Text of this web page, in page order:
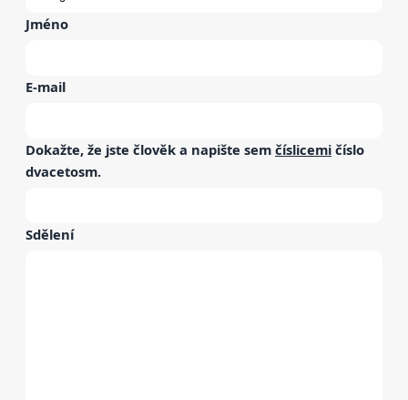
Jméno
E-mail
Dokažte, že jste člověk a napište sem číslicemi číslo
dvacetosm.
Sdělení